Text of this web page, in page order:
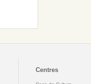
Centres